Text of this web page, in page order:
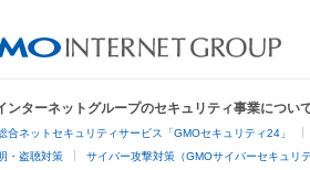
ンターネットグループのセキュリティ事業につい
合ネットセキュリティサービス「GMOセキュリティ24」
・盗聴対策 サイバー攻撃対策（GMOサイバーセキュリ